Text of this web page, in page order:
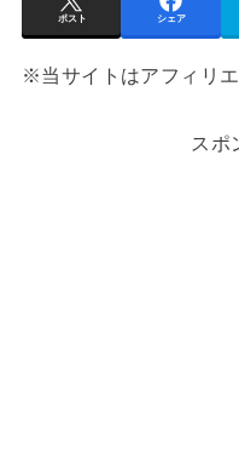
ポスト シェア
※当サイトはアフィリ
スポ